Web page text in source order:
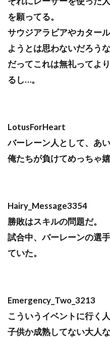
を願ってる。
サウジアラビアやカター
ようとは思わないだろうな
だってこれは無礼ってよ
るし…。
LotusForHeart
バーレーン人として、あ
俺たちが負けてめっちゃ嬉
Hairy_Message3354
勝敗はスキルの問題だ。
試合中、バーレーンの選
ていた。
Emergency_Two_3213
こういうイベントに行く
子供か成熟してない大人な